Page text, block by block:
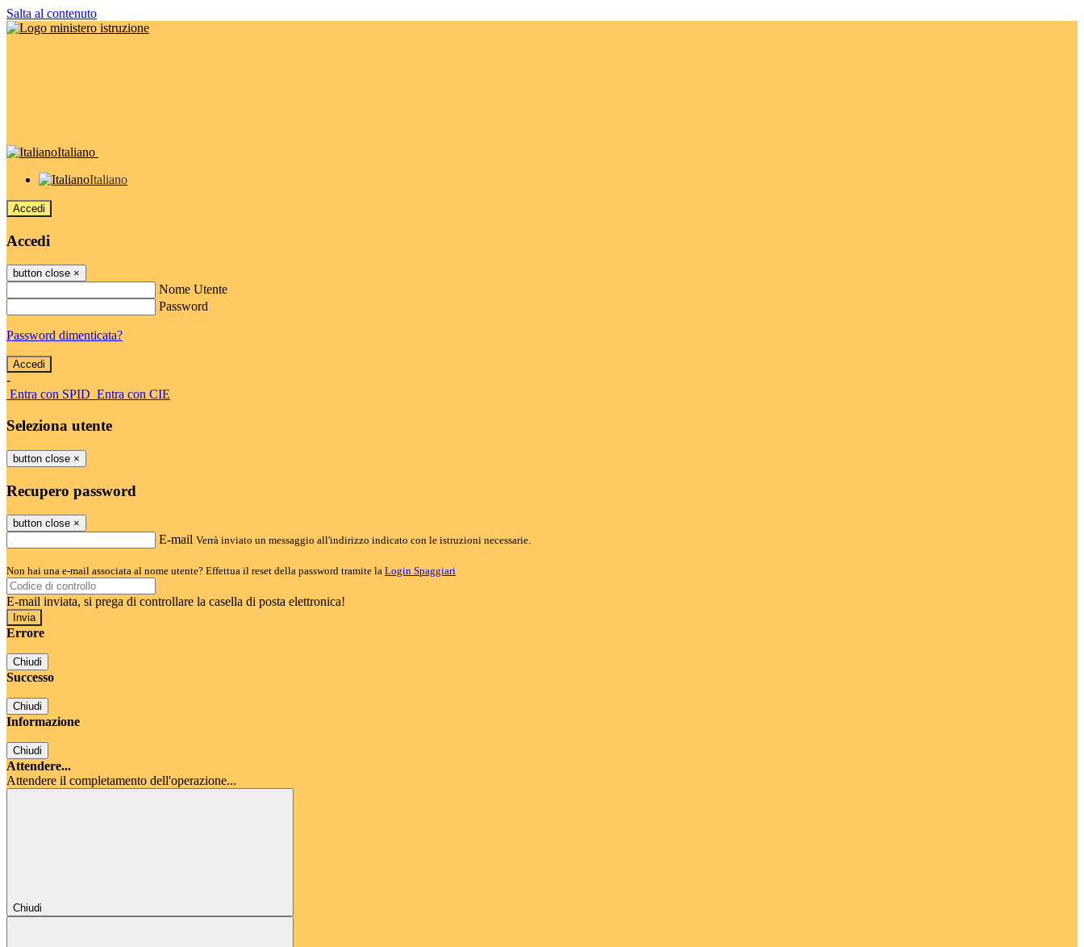
Salta al contenuto
Italiano
Italiano
Accedi
Accedi
button close ×
Nome Utente
Password
Password dimenticata?
-
Entra con SPID Entra con CIE
Seleziona utente
button close ×
Recupero password
button close ×
E-mail Verrà inviato un messaggio all'indirizzo indicato con le istruzioni necessarie.
Non hai una e-mail associata al nome utente? Effettua il reset della password tramite la Login Spaggiari
E-mail inviata, si prega di controllare la casella di posta elettronica!
Errore
Chiudi
Successo
Chiudi
Informazione
Chiudi
Attendere...
Attendere il completamento dell'operazione...
Chiudi